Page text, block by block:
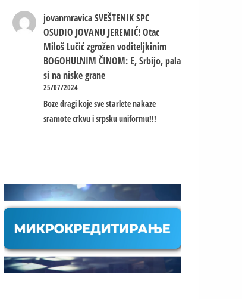
jovanmravica SVEŠTENIK SPC
OSUDIO JOVANU JEREMIĆ! Otac
Miloš Lučić zgrožen voditeljkinim
BOGOHULNIM ČINOM: E, Srbijo, pala
si na niske grane
25/07/2024
Boze dragi koje sve starlete nakaze
sramote crkvu i srpsku uniformu!!!